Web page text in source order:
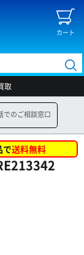
カート
取
でのご相談窓口
で送料無料